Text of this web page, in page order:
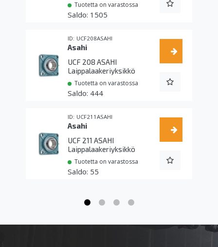
Tuotetta on varastossa
1505
UCF208ASAHI
Asahi
UCF 208 ASAHI
Laippalaakeriyksikkö
Tuotetta on varastossa
444
UCF211ASAHI
Asahi
UCF 211 ASAHI
Laippalaakeriyksikkö
Tuotetta on varastossa
55